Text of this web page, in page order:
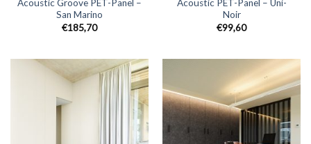
Acoustic Groove PET-Panel –
San Marino
€185,70
Acoustic PET-Panel – Uni-
Noir
€99,60